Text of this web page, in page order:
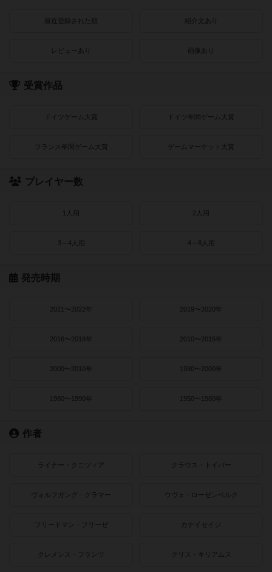
最近登録された順 紹介文あり
レビューあり 画像あり
受賞作品
ドイツゲーム大賞 ドイツ年間ゲーム大賞
フランス年間ゲーム大賞 ゲームマーケット大賞
プレイヤー数
1人用 2人用
3～4人用 4～8人用
発売時期
2021〜2022年 2019〜2020年
2016〜2018年 2010〜2015年
2000〜2010年 1990〜2000年
1980〜1990年 1950〜1980年
作者
ライナー・クニツィア クラウス・トイバー
ヴォルフガング・クラマー ウヴェ・ローゼンベルク
フリードマン・フリーゼ カナイセイジ
クレメンス・フランツ クリス・キリアムス